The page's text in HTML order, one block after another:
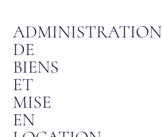
ADMINISTRATION
DE
BIENS
ET
MISE
EN